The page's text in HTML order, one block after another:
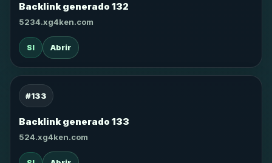
Backlink generado 132
5234.xg4ken.com
SI Abrir
#133
Backlink generado 133
524.xg4ken.com